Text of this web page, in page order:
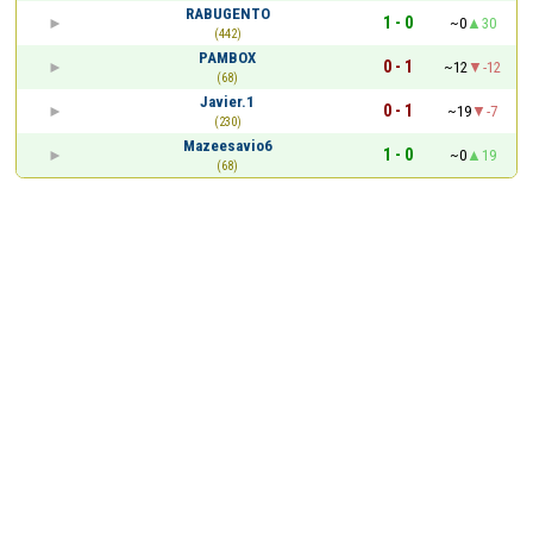
RABUGENTO
(442)
1 - 0 ~0
30
PAMBOX
(68)
0 - 1 ~12
-12
Javier.1
(230)
0 - 1 ~19
-7
Mazeesavio6
(68)
1 - 0 ~0 19